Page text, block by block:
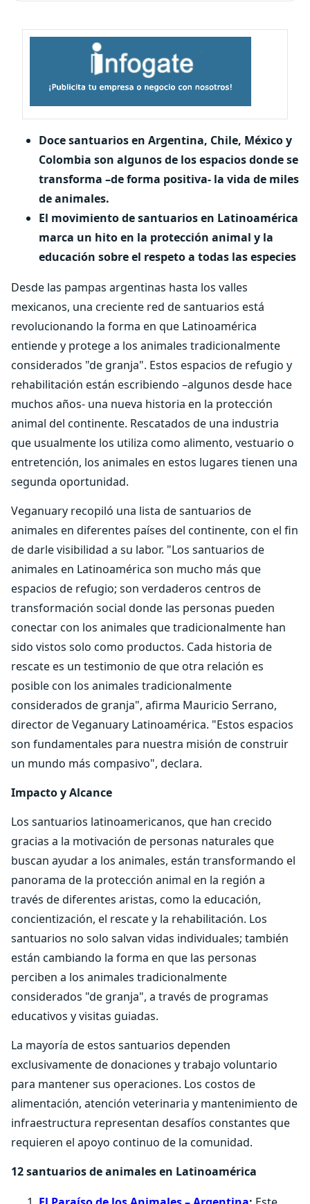
Doce santuarios en Argentina, Chile, México y
Colombia son algunos de los espacios donde se
transforma –de forma positiva- la vida de miles
de animales.
El movimiento de santuarios en Latinoamérica
marca un hito en la protección animal y la
educación sobre el respeto a todas las especies
Desde las pampas argentinas hasta los valles
mexicanos, una creciente red de santuarios está
revolucionando la forma en que Latinoamérica
entiende y protege a los animales tradicionalmente
considerados "de granja". Estos espacios de refugio y
rehabilitación están escribiendo –algunos desde hace
muchos años- una nueva historia en la protección
animal del continente. Rescatados de una industria
que usualmente los utiliza como alimento, vestuario o
entretención, los animales en estos lugares tienen una
segunda oportunidad.
Veganuary recopiló una lista de santuarios de
animales en diferentes países del continente, con el fin
de darle visibilidad a su labor. "Los santuarios de
animales en Latinoamérica son mucho más que
espacios de refugio; son verdaderos centros de
transformación social donde las personas pueden
conectar con los animales que tradicionalmente han
sido vistos solo como productos. Cada historia de
rescate es un testimonio de que otra relación es
posible con los animales tradicionalmente
considerados de granja", afirma Mauricio Serrano,
director de Veganuary Latinoamérica. "Estos espacios
son fundamentales para nuestra misión de construir
un mundo más compasivo", declara.
Impacto y Alcance
Los santuarios latinoamericanos, que han crecido
gracias a la motivación de personas naturales que
buscan ayudar a los animales, están transformando el
panorama de la protección animal en la región a
través de diferentes aristas, como la educación,
concientización, el rescate y la rehabilitación. Los
santuarios no solo salvan vidas individuales; también
están cambiando la forma en que las personas
perciben a los animales tradicionalmente
considerados "de granja", a través de programas
educativos y visitas guiadas.
La mayoría de estos santuarios dependen
exclusivamente de donaciones y trabajo voluntario
para mantener sus operaciones. Los costos de
alimentación, atención veterinaria y mantenimiento de
infraestructura representan desafíos constantes que
requieren el apoyo continuo de la comunidad.
12 santuarios de animales en Latinoamérica